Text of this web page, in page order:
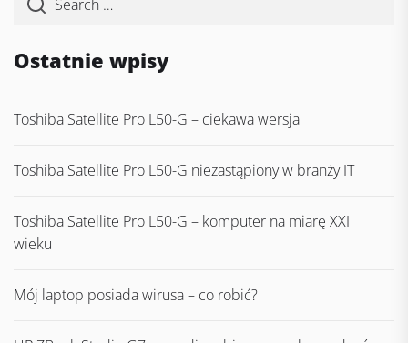
Ostatnie wpisy
Toshiba Satellite Pro L50-G – ciekawa wersja
Toshiba Satellite Pro L50-G niezastąpiony w branży IT
Toshiba Satellite Pro L50-G – komputer na miarę XXI
wieku
Mój laptop posiada wirusa – co robić?